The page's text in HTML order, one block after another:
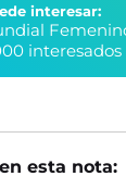
interesar:
esta nota: